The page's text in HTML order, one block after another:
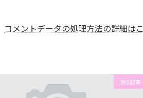
コメントデータの処理方法の詳細はこ
次の記事